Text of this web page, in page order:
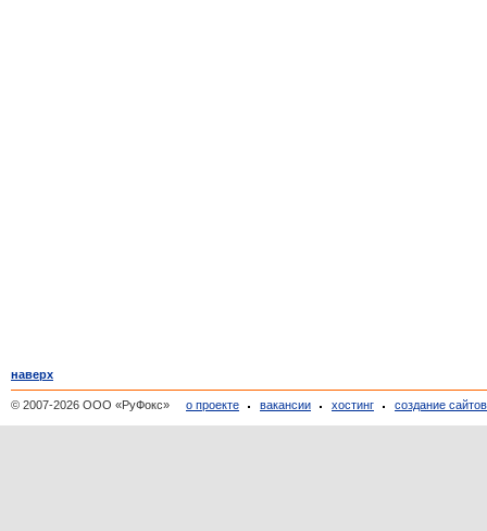
наверх
© 2007-2026 ООО «РуФокс» о проекте вакансии хостинг создание сайтов